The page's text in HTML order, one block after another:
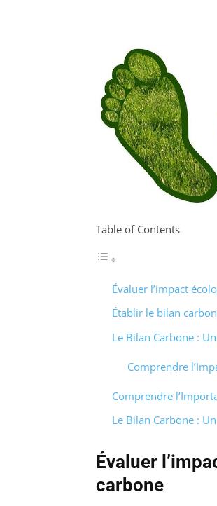
Table of Contents
Évaluer l’impact
Établir le bilan
Le Bilan Carbone :
Comprendre
Comprendre
Le Bilan Carbone :
Évaluer
carbone